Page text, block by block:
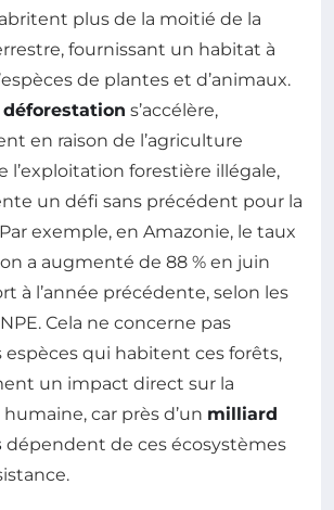
plus de la moitié de la
fournissant un habitat à
de plantes et d’animaux.
déforestation s’accélère,
en raison de l’agriculture
l’exploitation forestière illégale,
un défi sans précédent pour la
exemple, en Amazonie, le taux
a augmenté de 88 % en juin
à l’année précédente, selon les
Cela ne concerne pas
qui habitent ces forêts,
un impact direct sur la
car près d’un milliard
dépendent de ces écosystèmes